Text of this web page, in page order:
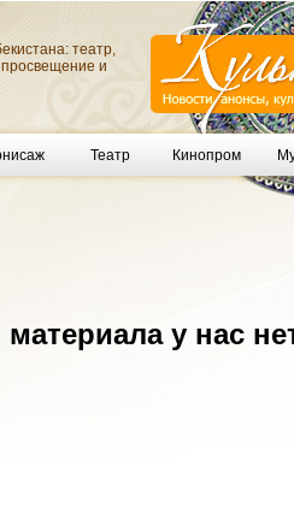
театр,
просвещение и
Театр Кинопром
материала у нас